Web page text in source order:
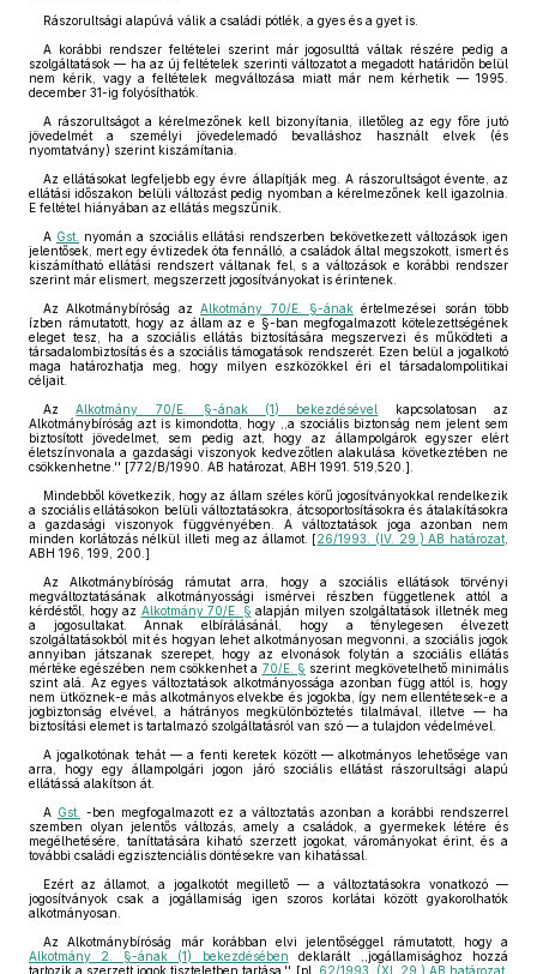
Rászorultsági alapúvá válik a családi pótlék, a gyes és a gyet is.
A korábbi rendszer feltételei szerint már jogosulttá váltak részére pedig a
szolgáltatások — ha az új feltételek szerinti változatot a megadott határidőn belül
nem kérik, vagy a feltételek megváltozása miatt már nem kérhetik — 1995.
december 31-ig folyósíthatók.
A rászorultságot a kérelmezőnek kell bizonyítania, illetőleg az egy főre jutó
jövedelmét a személyi jövedelemadó bevalláshoz használt elvek (és
nyomtatvány) szerint kiszámítania.
Az ellátásokat legfeljebb egy évre állapítják meg. A rászorultságot évente, az
ellátási időszakon belüli változást pedig nyomban a kérelmezőnek kell igazolnia.
E feltétel hiányában az ellátás megszűnik.
A Gst.
nyomán a szociális ellátási rendszerben bekövetkezett változások igen
jelentősek, mert egy évtizedek óta fennálló, a családok által megszokott, ismert és
kiszámítható ellátási rendszert váltanak fel, s a változások e korábbi rendszer
szerint már elismert, megszerzett jogosítványokat is érintenek.
Az Alkotmánybíróság azAlkotmány 70/E. §-ánakértelmezései során több
ízben rámutatott, hogy az állam az e §-ban megfogalmazott kötelezettségének
eleget tesz, ha a szociális ellátás biztosítására megszervezi és működteti a
társadalombiztosítás és a szociális támogatások rendszerét. Ezen belül a jogalkotó
maga határozhatja meg, hogy milyen eszközökkel éri el társadalompolitikai
céljait.
AzAlkotmány 70/E. §-ának (1) bekezdésével
kapcsolatosan az
Alkotmánybíróság azt is kimondotta, hogy ,,a szociális biztonság nem jelent sem
biztosított jövedelmet, sem pedig azt, hogy az állampolgárok egyszer elért
életszínvonala a gazdasági viszonyok kedvezőtlen alakulása következtében ne
csökkenhetne.'' [772/B/1990. AB határozat, ABH 1991. 519,520.].
Mindebből következik, hogy az állam széles körű jogosítványokkal rendelkezik
a szociális ellátásokon belüli változtatásokra, átcsoportosításokra és átalakításokra
a gazdasági viszonyok függvényében. A változtatások joga azonban nem
minden korlátozás nélkül illeti meg az államot. [26/1993. (IV. 29.) AB határozat
ABH 196, 199, 200.]
Az Alkotmánybíróság rámutat arra, hogy a szociális ellátások törvényi
megváltoztatásának alkotmányossági ismérvei részben függetlenek attól a
kérdéstől, hogy az Alkotmány 70/E. § alapján milyen szolgáltatások illetnék meg
a jogosultakat. Annak elbírálásánál, hogy a ténylegesen élvezett
szolgáltatásokból mit és hogyan lehet alkotmányosan megvonni, a szociális jogok
annyiban játszanak szerepet, hogy az elvonások folytán a szociális ellátás
mértéke egészében nem csökkenhet a 70/E. § szerint megkövetelhető minimális
szint alá. Az egyes változtatások alkotmányossága azonban függ attól is, hogy
nem ütköznek-e más alkotmányos elvekbe és jogokba, így nem ellentétesek-e a
jogbiztonság elvével, a hátrányos megkülönböztetés tilalmával, illetve — ha
biztosítási elemet is tartalmazó szolgáltatásról van szó — a tulajdon védelmével.
A jogalkotónak tehát — a fenti keretek között — alkotmányos lehetősége van
arra, hogy egy állampolgári jogon járó szociális ellátást rászorultsági alapú
ellátássá alakítson át.
A Gst.
-ben megfogalmazott ez a változtatás azonban a korábbi rendszerrel
szemben olyan jelentős változás, amely a családok, a gyermekek létére és
megélhetésére, taníttatására kiható szerzett jogokat, várományokat érint, és a
további családi egzisztenciális döntésekre van kihatással.
Ezért az államot, a jogalkotót megillető — a változtatásokra vonatkozó —
jogosítványok csak a jogállamiság igen szoros korlátai között gyakorolhatók
alkotmányosan.
Az Alkotmánybíróság már korábban elvi jelentőséggel rámutatott, hogy a
Alkotmány 2. §-ának (1) bekezdésében deklarált ,,jogállamisághoz hozzá
tartozik a szerzett jogok tiszteletben tartása.'' [pl.
62/1993. (XI. 29.) AB határozat